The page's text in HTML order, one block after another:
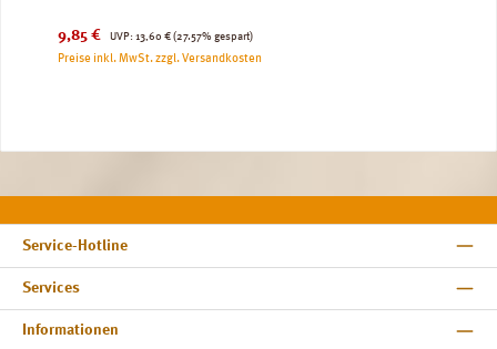
Verkaufspreis:
9,85 € UVP:
Regulärer Preis:
13,60 € (27.57% gespart)
Preise inkl. MwSt. zzgl. Versandkosten
Service-Hotline
Services
Informationen